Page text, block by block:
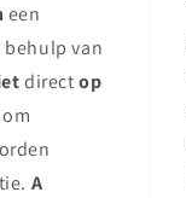
een
van
directop
A